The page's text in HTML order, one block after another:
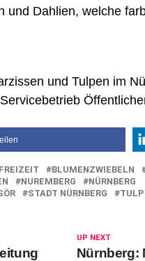
und Dahlien, welche
und Tulpen im
BLUMENZWIEBELN
NUREMBERG
NÜRNBERG
STADT NÜRNBERG
UP NEXT
Nürnberg: